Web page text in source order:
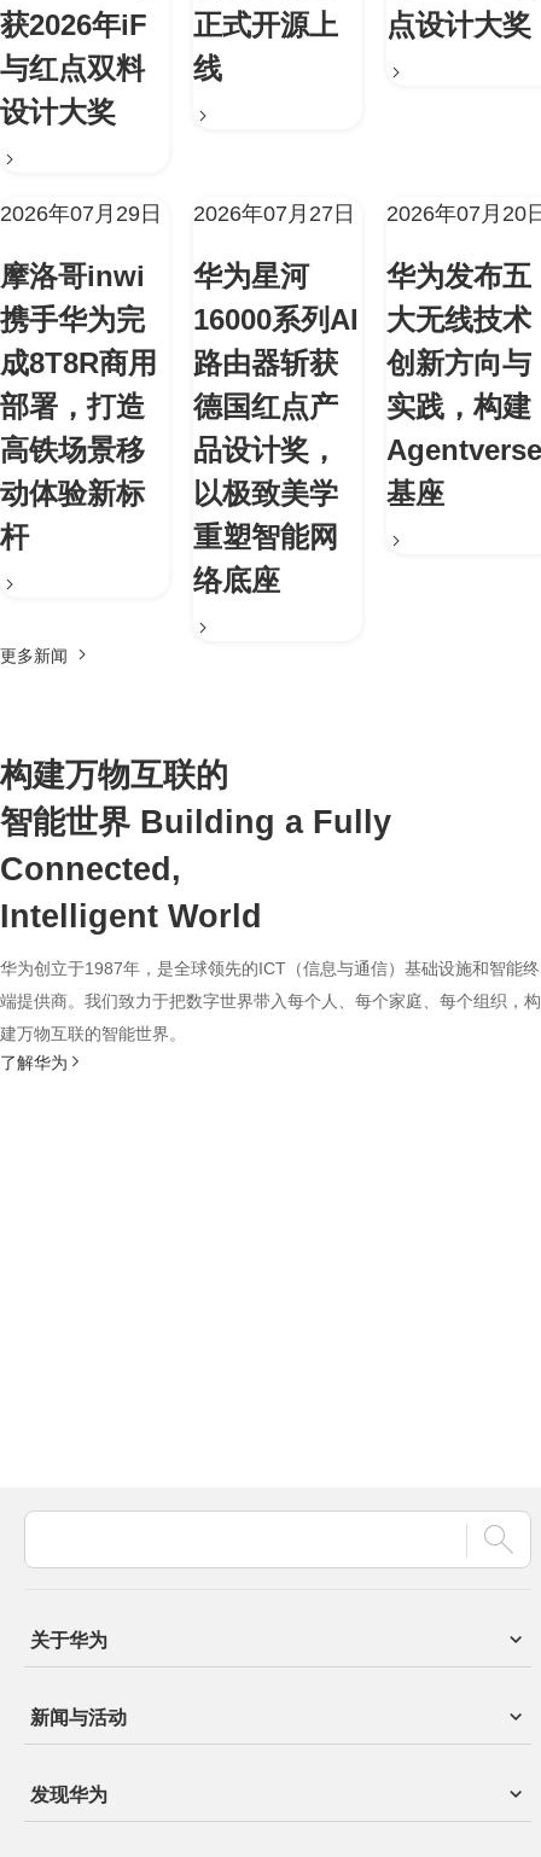
获2026年iF
与红点双料
设计大奖
正式开源上
线
点设计大奖
2026年07月29日
摩洛哥inwi
携手华为完
成8T8R商用
部署，打造
高铁场景移
动体验新标
杆
2026年07月27日
华为星河
16000系列AI
路由器斩获
德国红点产
品设计奖，
以极致美学
重塑智能网
络底座
2026年07月20
华为发布五
大无线技术
创新方向与
实践，构建
Agentverse
基座
更多新闻
构建万物互联的
智能世界 Building a Fully
Connected,
Intelligent World
华为创立于1987年，是全球领先的ICT（信息与通信）基础设施和智能终
端提供商。我们致力于把数字世界带入每个人、每个家庭、每个组织，构
建万物互联的智能世界。
了解华为
关于华为
新闻与活动
发现华为